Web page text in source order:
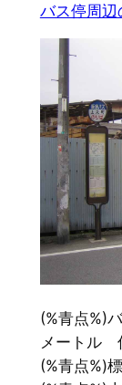
バス停周辺
(%青点%)
メートル
(%青点